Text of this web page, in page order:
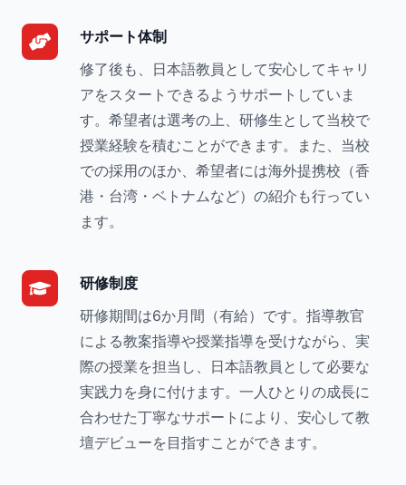
サポート体制
修了後も、日本語教員として安心してキャリ
アをスタートできるようサポートしていま
す。希望者は選考の上、研修生として当校で
授業経験を積むことができます。また、当校
での採用のほか、希望者には海外提携校（香
港・台湾・ベトナムなど）の紹介も行ってい
ます。
研修制度
研修期間は6か月間（有給）です。指導教官
による教案指導や授業指導を受けながら、実
際の授業を担当し、日本語教員として必要な
実践力を身に付けます。一人ひとりの成長に
合わせた丁寧なサポートにより、安心して教
壇デビューを目指すことができます。